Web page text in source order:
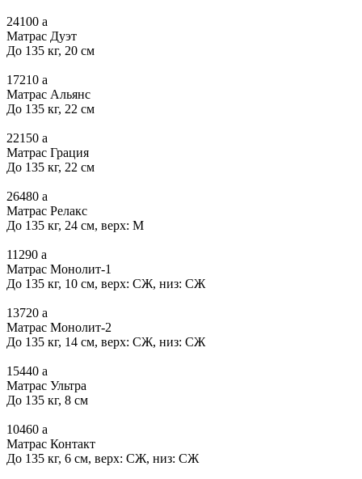
24100 a
Матрас Дуэт
До 135 кг, 20 см
17210 a
Матрас Альянс
До 135 кг, 22 см
22150 a
Матрас Грация
До 135 кг, 22 см
26480 a
Матрас Релакс
До 135 кг, 24 см, верх: М
11290 a
Матрас Монолит-1
До 135 кг, 10 см, верх: СЖ, низ: СЖ
13720 a
Матрас Монолит-2
До 135 кг, 14 см, верх: СЖ, низ: СЖ
15440 a
Матрас Ультра
До 135 кг, 8 см
10460 a
Матрас Контакт
До 135 кг, 6 см, верх: СЖ, низ: СЖ